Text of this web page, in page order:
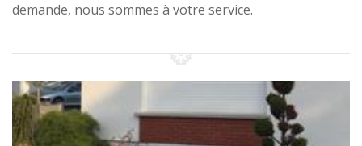
demande, nous sommes à votre service.